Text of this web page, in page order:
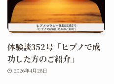
体験談352号「ヒプノで成
功した方のご紹介」
2026年4月28日